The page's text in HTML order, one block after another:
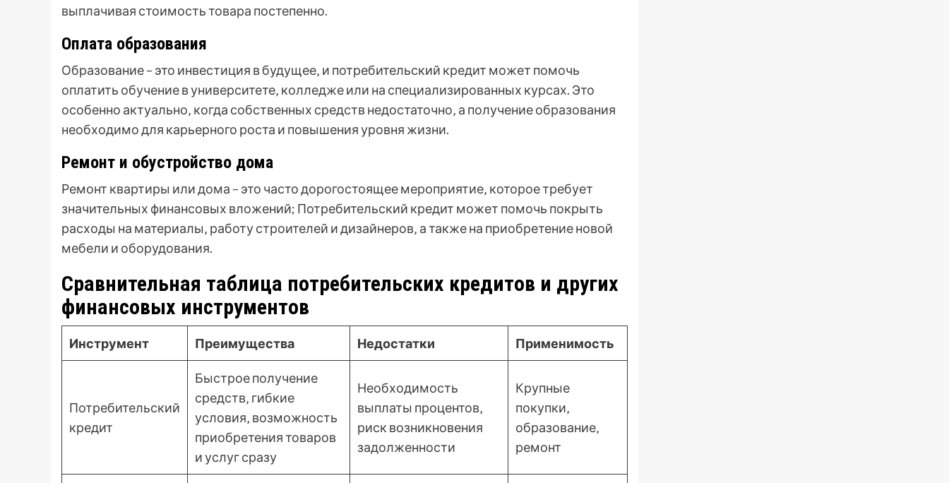
выплачивая стоимость товара постепенно.
Оплата образования
Образование – это инвестиция в будущее‚ и потребительский кредит может помочь
оплатить обучение в университете‚ колледже или на специализированных курсах. Это
особенно актуально‚ когда собственных средств недостаточно‚ а получение образования
необходимо для карьерного роста и повышения уровня жизни.
Ремонт и обустройство дома
Ремонт квартиры или дома – это часто дорогостоящее мероприятие‚ которое требует
значительных финансовых вложений; Потребительский кредит может помочь покрыть
расходы на материалы‚ работу строителей и дизайнеров‚ а также на приобретение новой
мебели и оборудования.
Сравнительная таблица потребительских кредитов и других
финансовых инструментов
Инструмент Преимущества Недостатки Применимость
Потребительский
кредит
Быстрое получение
средств‚ гибкие
условия‚ возможность
приобретения товаров
и услуг сразу
Необходимость
выплаты процентов‚
риск возникновения
задолженности
Крупные
покупки‚
образование‚
ремонт